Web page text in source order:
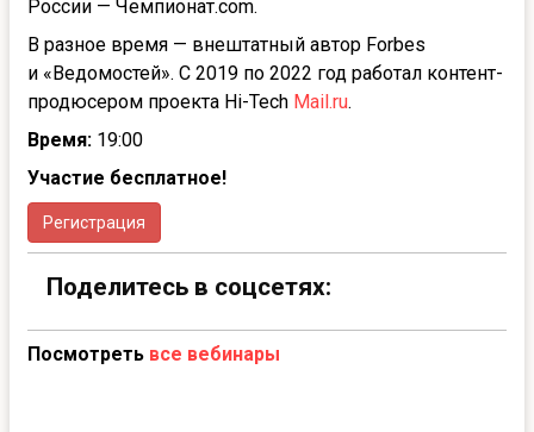
России — Чемпионат.com.
В разное время — внештатный автор Forbes
и «Ведомостей». C 2019 по 2022 год работал контент-
продюсером проекта Hi-Tech Mail.ru.
Время: 19:00
Участие бесплатное!
Регистрация
Поделитесь в соцсетях:
Посмотреть все вебинары